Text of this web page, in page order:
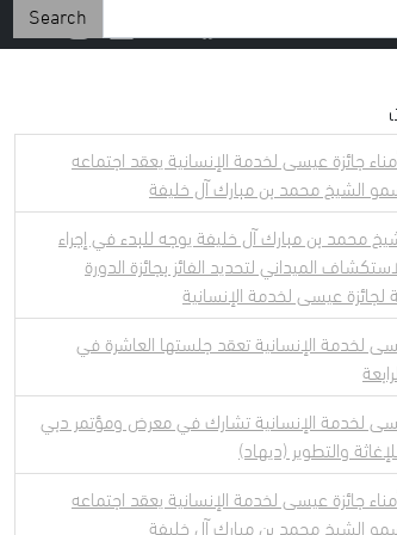
جائزة عيسى لخدمة الإنسانية يعقد اجتماعه
الشيخ محمد بن مبارك آل خليفة
محمد بن مبارك آل خليفة يوجه للبدء في إجراء
الميداني لتحديد الفائز بجائزة الدورة
لجائزة عيسى لخدمة الإنسانية
لخدمة الإنسانية تعقد جلستها العاشرة في
لخدمة الإنسانية تشارك في معرض ومؤتمر دبي
والتطوير (ديهاد)
جائزة عيسى لخدمة الإنسانية يعقد اجتماعه
الشيخ محمد بن مبارك آل خليفة